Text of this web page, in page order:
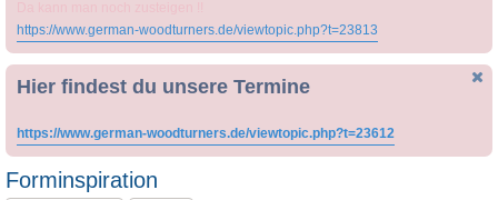
https://www.german-woodturners.de/viewtopic.php?t=23813
Hier findest du unsere Termine
https://www.german-woodturners.de/viewtopic.php?t=23612
Forminspiration